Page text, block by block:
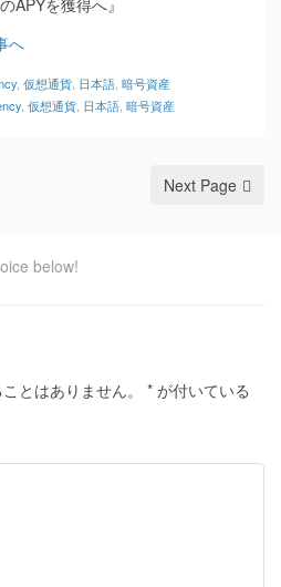
APYを獲得へ』
へ
仮想通貨 日本語 暗号資産
仮想通貨 日本語 暗号資産
Next Page
below!
とはありません。 * が付いている